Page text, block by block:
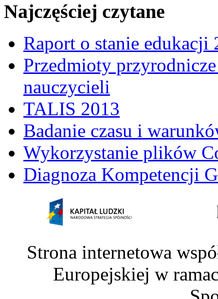
Najczęściej czytane
Raport o stanie edukacji
Przedmioty
nauczycieli
TALIS 2013
Badanie czasu i
Wykorzystanie plików
Diagnoza Kompetencji
Strona internetowa
Europejskiej w